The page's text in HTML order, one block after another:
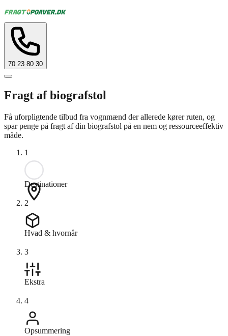
70 23 80 30
Fragt af biografstol
Få uforpligtende tilbud fra vognmænd der allerede kører ruten, og
spar penge på fragt af din biografstol på en nem og ressourceeffektiv
måde.
1
Destinationer
2
Hvad & hvornår
3
Ekstra
4
Opsummering